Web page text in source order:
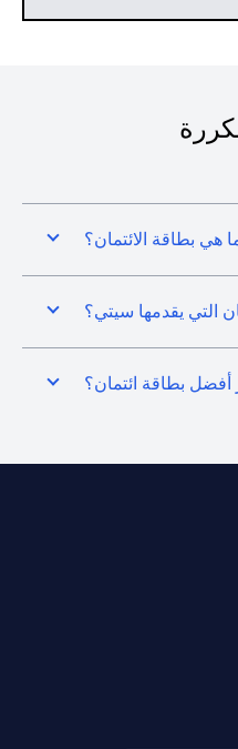
هي بطاقة الائتمان؟
التي يقدمها سيتي؟
أفضل بطاقة ائتمان؟